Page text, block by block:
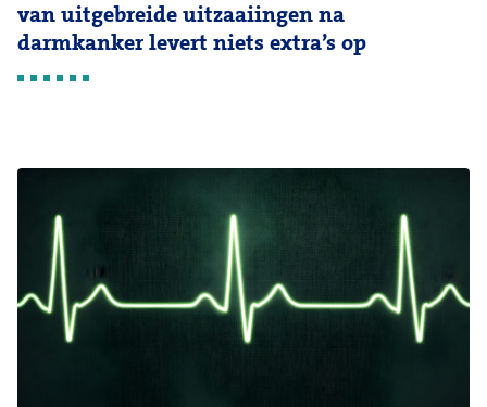
van uitgebreide uitzaaiingen na
darmkanker levert niets extra’s op